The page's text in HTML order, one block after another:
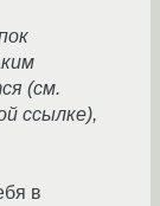
(см.
ссылке),
в